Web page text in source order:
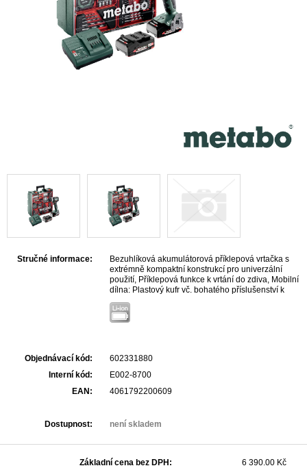
Stručné informace:
Bezuhlíková akumulátorová příklepová vrtačka s
extrémně kompaktní konstrukcí pro univerzální
použití, Příklepová funkce k vrtání do zdiva, Mobilní
dílna: Plastový kufr vč. bohatého příslušenství k
vrtání, šroubování a více, Integrovaná pracovní LED
lampa s funkcí dosvícení pro optimální světlost v
pracovním prostoru, S praktickou sponou na opasek
18voltovými akumulátorovými články a nabíječkami
značek CAS: www.cordless-alliance-system.com
Objednávací kód:
602331880
Interní kód:
E002-8700
EAN:
4061792200609
Dostupnost: není skladem
Základní cena bez DPH: 6 390.00 Kč